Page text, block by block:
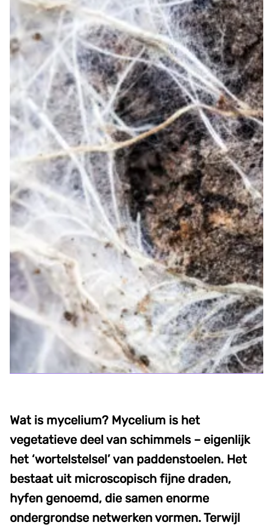
Wat is mycelium? Mycelium is het
vegetatieve deel van schimmels – eigenlijk
het ‘wortelstelsel’ van paddenstoelen. Het
bestaat uit microscopisch fijne draden,
hyfen genoemd, die samen enorme
ondergrondse netwerken vormen. Terwijl